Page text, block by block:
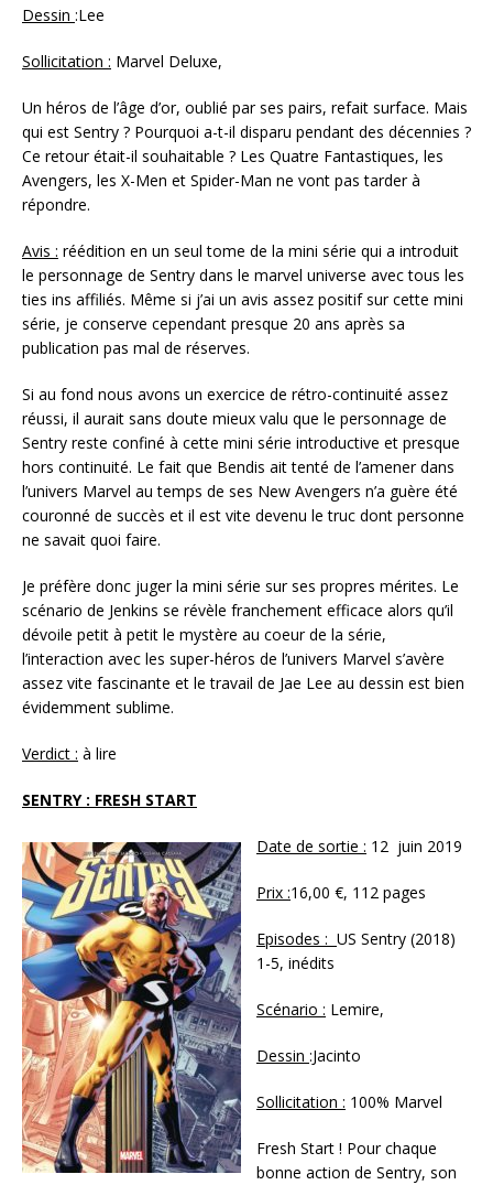
Dessin :Lee
Sollicitation : Marvel Deluxe,
Un héros de l’âge d’or, oublié par ses pairs, refait surface. Mais
qui est Sentry ? Pourquoi a-t-il disparu pendant des décennies ?
Ce retour était-il souhaitable ? Les Quatre Fantastiques, les
Avengers, les X-Men et Spider-Man ne vont pas tarder à
répondre.
Avis : réédition en un seul tome de la mini série qui a introduit
le personnage de Sentry dans le marvel universe avec tous les
ties ins affiliés. Même si j’ai un avis assez positif sur cette mini
série, je conserve cependant presque 20 ans après sa
publication pas mal de réserves.
Si au fond nous avons un exercice de rétro-continuité assez
réussi, il aurait sans doute mieux valu que le personnage de
Sentry reste confiné à cette mini série introductive et presque
hors continuité. Le fait que Bendis ait tenté de l’amener dans
l’univers Marvel au temps de ses New Avengers n’a guère été
couronné de succès et il est vite devenu le truc dont personne
ne savait quoi faire.
Je préfère donc juger la mini série sur ses propres mérites. Le
scénario de Jenkins se révèle franchement efficace alors qu’il
dévoile petit à petit le mystère au coeur de la série,
l’interaction avec les super-héros de l’univers Marvel s’avère
assez vite fascinante et le travail de Jae Lee au dessin est bien
évidemment sublime.
Verdict : à lire
SENTRY : FRESH START
Date de sortie : 12 juin 2019
Prix :16,00 €, 112 pages
Episodes : US Sentry (2018)
1-5, inédits
Scénario : Lemire,
Dessin :Jacinto
Sollicitation : 100% Marvel
Fresh Start ! Pour chaque
bonne action de Sentry, son